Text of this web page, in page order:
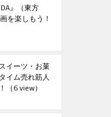
』（東方
を楽しもう！
イーツ・お菓
イム売れ筋人
（6 view）